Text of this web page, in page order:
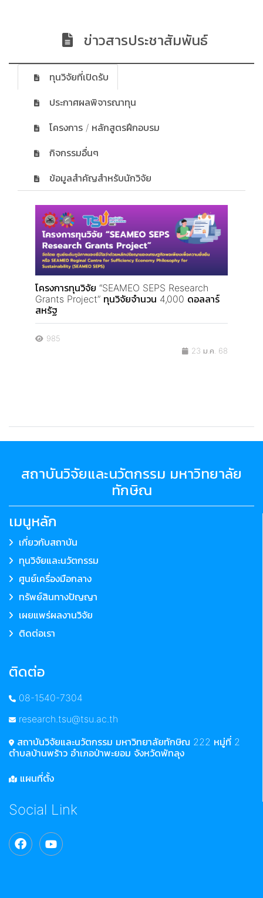
ข่าวสารประชาสัมพันธ์
ทุนวิจัยที่เปิดรับ
ประกาศผลพิจารณาทุน
โครงการ / หลักสูตรฝึกอบรม
กิจกรรมอื่นๆ
ข้อมูลสำคัญสำหรับนักวิจัย
โครงการทุนวิจัย “SEAMEO SEPS Research
Grants Project” ทุนวิจัยจำนวน 4,000 ดอลลาร์
สหรัฐ
985
23 ม.ค. 68
สถาบันวิจัยและนวัตกรรม มหาวิทยาลัย
ทักษิณ
เมนูหลัก
เกี่ยวกับสถาบัน
ทุนวิจัยและนวัตกรรม
ศูนย์เครื่องมือกลาง
ทรัพย์สินทางปัญญา
เผยแพร่ผลงานวิจัย
ติดต่อเรา
ติดต่อ
08-1540-7304
research.tsu@tsu.ac.th
สถาบันวิจัยและนวัตกรรม มหาวิทยาลัยทักษิณ 222 หมู่ที่ 2
ตำบลบ้านพร้าว อำเภอป่าพะยอม จังหวัดพัทลุง
แผนที่ตั้ง
Social Link